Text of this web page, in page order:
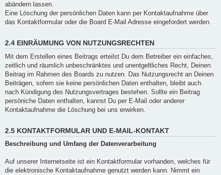
abändern lassen.
Eine Löschung der persönlichen Daten kann per Kontaktaufnahme über
das Kontaktformular oder die Board E-Mail Adresse eingefordert werden.
2.4 EINRÄUMUNG VON NUTZUNGSRECHTEN
Mit dem Erstellen eines Beitrags erteilst Du dem Betreiber ein einfaches,
zeitlich und räumlich unbeschränktes und unentgeltliches Recht, Deinen
Beitrag im Rahmen des Boards zu nutzen. Das Nutzungsrecht an Deinen
Beiträgen, sofern sie keine persönlichen Daten enthalten, bleibt auch
nach Kündigung des Nutzungsvertrages bestehen. Sollte ein Beitrag
persöniche Daten enthalten, kannst Du per E-Mail oder anderer
Kontaktaufnahme die Löschung bei uns erwirken.
2.5 KONTAKTFORMULAR UND E-MAIL-KONTAKT
Beschreibung und Umfang der Datenverarbeitung
Auf unserer Internetseite ist ein Kontaktformular vorhanden, welches für
die elektronische Kontaktaufnahme genutzt werden kann. Nimmt ein